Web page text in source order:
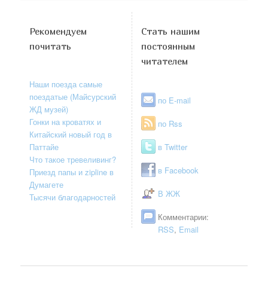
Рекомендуем
почитать
Наши поезда самые
поездатые (Майсурский
ЖД музей)
Гонки на кроватях и
Китайский новый год в
Паттайе
Что такое тревеливинг?
Приезд папы и zipline в
Думагете
Тысячи благодарностей
Стать нашим
постоянным
читателем
по E-mail
по Rss
в Twitter
в Facebook
В ЖЖ
Комментарии:
RSS, Email